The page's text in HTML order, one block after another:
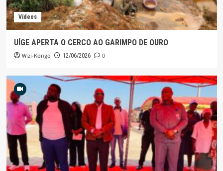
Vídeos
UÍGE APERTA O CERCO AO GARIMPO DE OURO
Wizi-Kongo 12/06/2026 0